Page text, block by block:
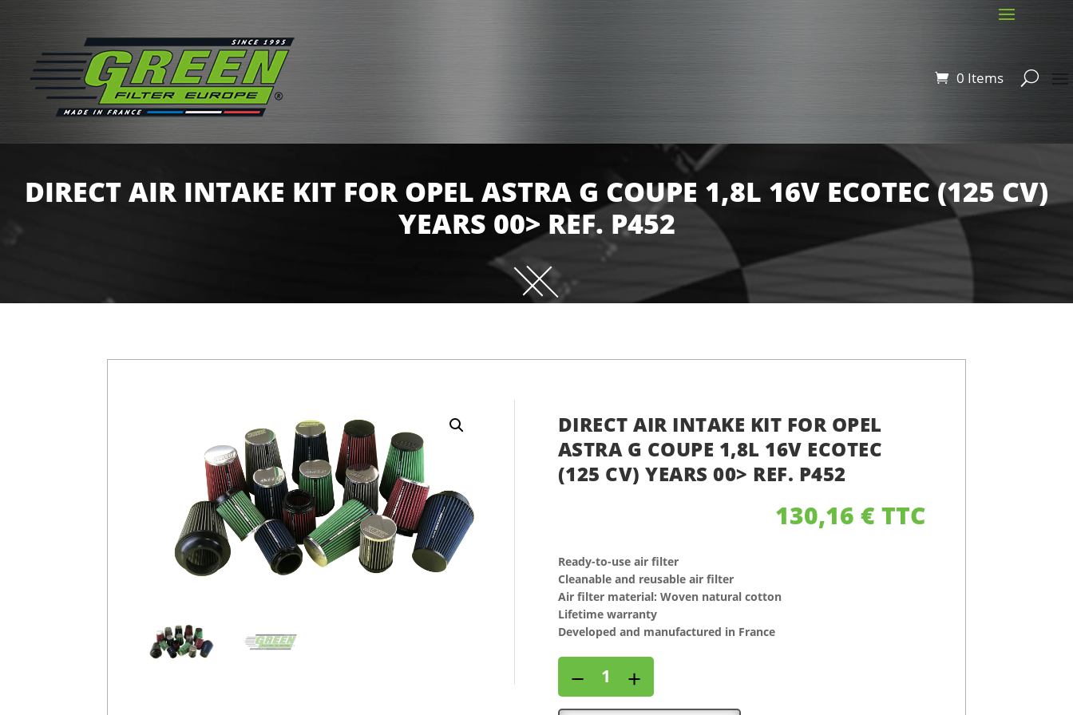
0 Items
DIRECT AIR INTAKE KIT FOR OPEL ASTRA G COUPE 1,8L 16V ECOTEC (125 CV)
YEARS 00> REF. P452
DIRECT AIR INTAKE KIT FOR OPEL
ASTRA G COUPE 1,8L 16V ECOTEC
(125 CV) YEARS 00> REF. P452
130,16 € TTC
Ready-to-use air filter
Cleanable and reusable air filter
Air filter material: Woven natural cotton
Lifetime warranty
Developed and manufactured in France
air
intake
− +